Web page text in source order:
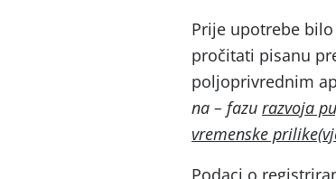
Prije upotrebe
pročitati pisanu
poljoprivrednim
na – fazu razvoja
vremenske
Podaci o